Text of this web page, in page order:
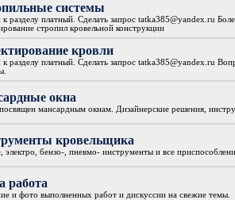
системы
к разделу платный. Сделать запрос tatka385@yandex.ru
стропил кровельной конструкции
кровли
к разделу платный. Сделать запрос tatka385@yandex.ru
окна
посвящен мансардным окнам. Дизайнерские решения,
кровельщика
электро, бензо-, пневмо- инструменты и все
работа
и фото выполненных работ и дискуссии на свежие темы.